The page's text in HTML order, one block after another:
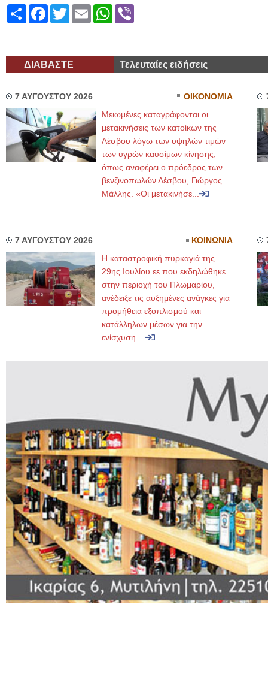
ShareFacebook
TwitterEmailWhatsApp
ΔΙΑΒΑΣΤΕ Τελευταίες ειδήσεις
7 ΑΥΓΟΥΣΤΟΥ 2026 ΟΙΚΟΝΟΜΙΑ
Μειωμένες καταγράφονται οι
μετακινήσεις των κατοίκων της
Λέσβου λόγω των υψηλών τιμών
των υγρών καυσίμων κίνησης,
όπως αναφέρει ο πρόεδρος των
βενζινοπωλών Λέσβου, Γιώργος
Μάλλης. «Οι μετακινήσε...
7 ΑΥΓΟΥΣΤΟΥ 2026 ΚΟΙΝΩΝΙΑ
Η καταστροφική πυρκαγιά της
29ης Ιουλίου εε που εκδηλώθηκε
στην περιοχή του Πλωμαρίου,
ανέδειξε τις αυξημένες ανάγκες για
προμήθεια εξοπλισμού και
κατάλληλων μέσων για την
ενίσχυση ...